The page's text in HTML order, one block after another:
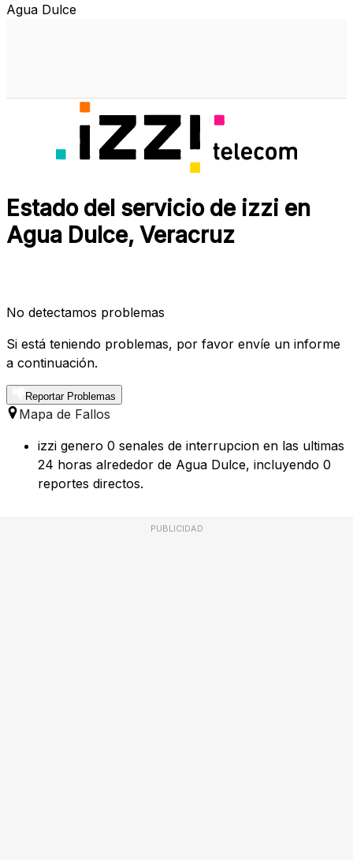
Agua Dulce
Estado del servicio de izzi en
Agua Dulce, Veracruz
No detectamos problemas
Si está teniendo problemas, por favor envíe un informe
a continuación.
Reportar Problemas
Mapa de Fallos
izzi genero 0 senales de interrupcion en las ultimas
24 horas alrededor de Agua Dulce, incluyendo 0
reportes directos.
PUBLICIDAD